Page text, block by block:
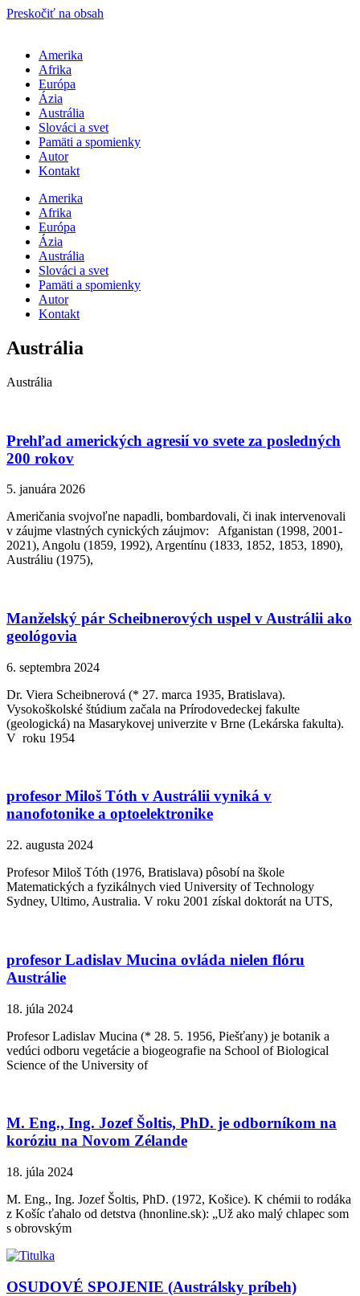
Preskočiť na obsah
Amerika
Afrika
Európa
Ázia
Austrália
Slováci a svet
Pamäti a spomienky
Autor
Kontakt
Amerika
Afrika
Európa
Ázia
Austrália
Slováci a svet
Pamäti a spomienky
Autor
Kontakt
Austrália
Austrália
Prehľad amerických agresií vo svete za posledných
200 rokov
5. januára 2026
Američania svojvoľne napadli, bombardovali, či inak intervenovali
v záujme vlastných cynických záujmov: Afganistan (1998, 2001-
2021), Angolu (1859, 1992), Argentínu (1833, 1852, 1853, 1890),
Austráliu (1975),
Manželský pár Scheibnerových uspel v Austrálii ako
geológovia
6. septembra 2024
Dr. Viera Scheibnerová (* 27. marca 1935, Bratislava).
Vysokoškolské štúdium začala na Prírodovedeckej fakulte
(geologická) na Masarykovej univerzite v Brne (Lekárska fakulta).
V roku 1954
profesor Miloš Tóth v Austrálii vyniká v
nanofotonike a optoelektronike
22. augusta 2024
Profesor Miloš Tóth (1976, Bratislava) pôsobí na škole
Matematických a fyzikálnych vied University of Technology
Sydney, Ultimo, Australia. V roku 2001 získal doktorát na UTS,
profesor Ladislav Mucina ovláda nielen flóru
Austrálie
18. júla 2024
Profesor Ladislav Mucina (* 28. 5. 1956, Piešťany) je botanik a
vedúci odboru vegetácie a biogeografie na School of Biological
Science of the University of
M. Eng., Ing. Jozef Šoltis, PhD. je odborníkom na
koróziu na Novom Zélande
18. júla 2024
M. Eng., Ing. Jozef Šoltis, PhD. (1972, Košice). K chémii to rodáka
z Košíc ťahalo od detstva (hnonline.sk): „Už ako malý chlapec som
s obrovským
OSUDOVÉ SPOJENIE (Austrálsky príbeh)